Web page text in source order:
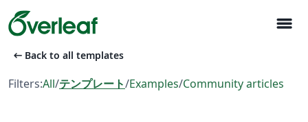
menu
arrow_left_alt Back to all templates
Filters:All/テンプレート/Examples/Community articles